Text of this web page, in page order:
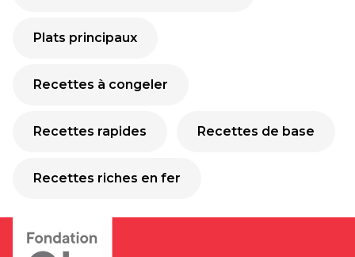
Plats principaux
Recettes à congeler
Recettes rapides Recettes de base
Recettes riches en fer